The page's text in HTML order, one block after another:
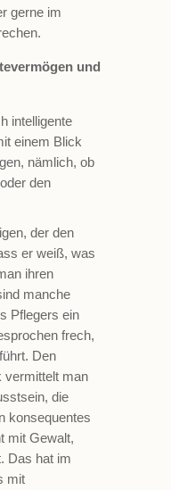
gerne im
und
intelligente
einem Blick
nämlich, ob
den
der den
er weiß, was
ihren
manche
Pflegers ein
frech,
Den
vermittelt man
die
konsequentes
mit Gewalt,
Das hat im
mit